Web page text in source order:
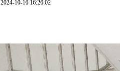
2024-10-16 16:26:02